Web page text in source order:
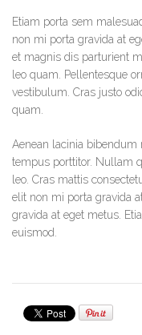
Etiam porta sem
non mi porta gravida at
et magnis dis parturient
leo quam. Pellentesque
vestibulum. Cras justo
quam.
Aenean lacinia
tempus porttitor. Nullam
leo. Cras mattis
elit non mi porta gravida
gravida at eget metus.
euismod.